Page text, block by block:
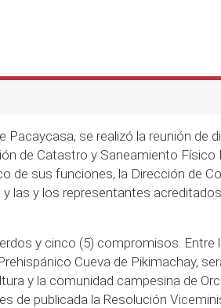
Pacaycasa, se realizó la reunión de
de Catastro y Saneamiento
de sus funciones, la Dirección de
las y los representantes
y cinco (5) compromisos.
Cueva de Pikimachay,
y la comunidad campesina de
de publicada la Resolución